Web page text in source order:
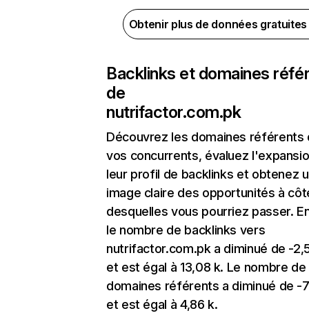
Obtenir plus de données
Backlinks et domaines
de
nutrifactor.com.pk
Découvrez les domaines référents
vos concurrents, évaluez
leur profil de backlinks et obtenez
image claire des opportunités à
desquelles vous pourriez passer.
le nombre de backlinks vers
nutrifactor.com.pk a diminué de -
et est égal à 13,08 k. Le nombre de
domaines référents a diminué de -
et est égal à 4,86 k.